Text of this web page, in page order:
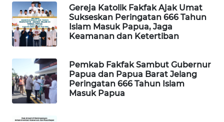
Gereja Katolik Fakfak Ajak Umat
Sukseskan Peringatan 666 Tahun
Islam Masuk Papua, Jaga
Keamanan dan Ketertiban
Pemkab Fakfak Sambut Gubernur
Papua dan Papua Barat Jelang
Peringatan 666 Tahun Islam
Masuk Papua
WAHANA
INFRASTRUKTUR
KONSUMEN
WAHANA
LISTRIK